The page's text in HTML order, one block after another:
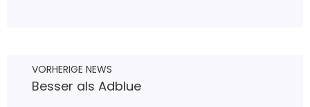
VORHERIGE NEWS
Besser als Adblue